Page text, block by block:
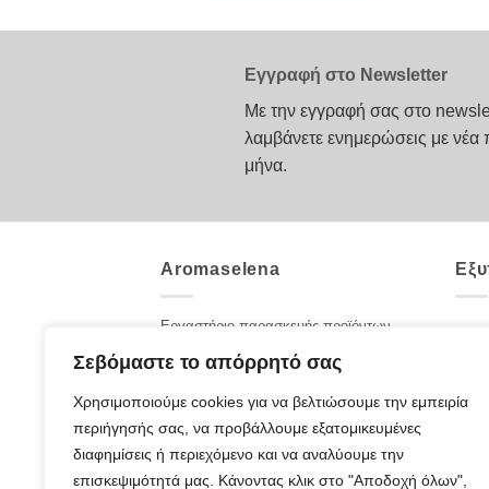
Σεβόμαστε το απόρρητό σας
Χρησιμοποιούμε cookies για να βελτιώσουμε την εμπειρία
περιήγησής σας, να προβάλλουμε εξατομικευμένες
διαφημίσεις ή περιεχόμενο και να αναλύουμε την
επισκεψιμότητά μας. Κάνοντας κλικ στο "Αποδοχή όλων",
Εγγραφή στο Newsletter
Με την εγγραφή σας στο
λαμβάνετε ενημερώσεις με
μήνα.
Aromaselena
Εργαστήριο παρασκευής προϊόντων
αιθέρια έλαια και βότανα για πρόσωπο
προϊόντα από τη μητέρα φύση.
ΣΤΟΙΧΕΙΑ ΕΠΙΚΟΙΝΩΝΙΑΣ
Παπαφώτη Λ. 5Α
Blog